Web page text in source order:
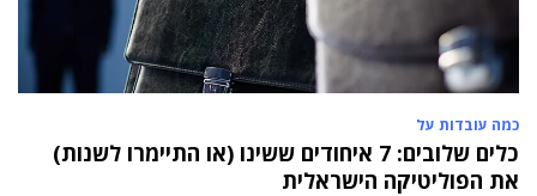
כמה עובדות על
כלים שלובים: 7 איחודים ששינו (או התיימרו לשנות)
את הפוליטיקה הישראלית